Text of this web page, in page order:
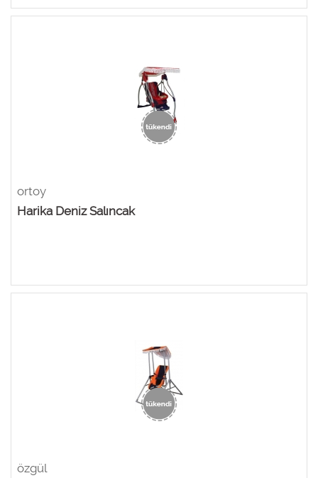
ortoy
Harika Deniz Salıncak
özgül